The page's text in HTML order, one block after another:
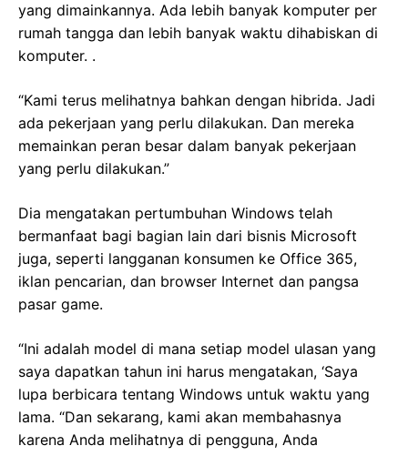
yang dimainkannya. Ada lebih banyak komputer per
rumah tangga dan lebih banyak waktu dihabiskan di
komputer. .
“Kami terus melihatnya bahkan dengan hibrida. Jadi
ada pekerjaan yang perlu dilakukan. Dan mereka
memainkan peran besar dalam banyak pekerjaan
yang perlu dilakukan.”
Dia mengatakan pertumbuhan Windows telah
bermanfaat bagi bagian lain dari bisnis Microsoft
juga, seperti langganan konsumen ke Office 365,
iklan pencarian, dan browser Internet dan pangsa
pasar game.
“Ini adalah model di mana setiap model ulasan yang
saya dapatkan tahun ini harus mengatakan, ‘Saya
lupa berbicara tentang Windows untuk waktu yang
lama. “Dan sekarang, kami akan membahasnya
karena Anda melihatnya di pengguna, Anda